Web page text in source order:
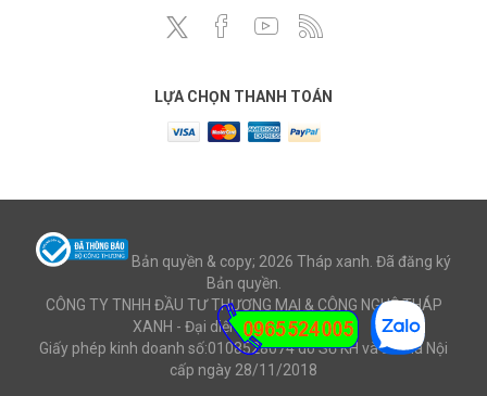
LỰA CHỌN THANH TOÁN
Bản quyền & copy; 2026 Tháp xanh. Đã đăng ký
Bản quyền.
CÔNG TY TNHH ĐẦU TƯ THƯƠNG MẠI & CÔNG NGHỆ THÁP
XANH - Đại diện: Ông Mai Văn Cử
Giấy phép kinh doanh số:0108528074 do Sở KH và ĐT Hà Nội
cấp ngày 28/11/2018